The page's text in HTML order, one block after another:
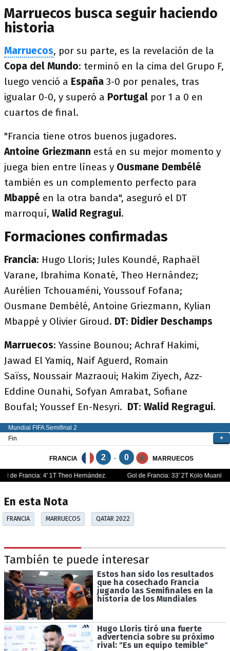
Marruecos busca seguir haciendo
historia
Marruecos, por su parte, es la revelación de la
Copa del Mundo: terminó en la cima del Grupo F,
luego venció a España 3-0 por penales, tras
igualar 0-0, y superó a Portugal por 1 a 0 en
cuartos de final.
"Francia tiene otros buenos jugadores.
Antoine Griezmann está en su mejor momento y
juega bien entre líneas y Ousmane Dembélé
también es un complemento perfecto para
Mbappé en la otra banda", aseguró el DT
marroquí, Walid Regragui.
Formaciones confirmadas
Francia: Hugo Lloris; Jules Koundé, Raphaël
Varane, Ibrahima Konaté, Theo Hernández;
Aurélien Tchouaméni, Youssouf Fofana;
Ousmane Dembélé, Antoine Griezmann, Kylian
Mbappé y Olivier Giroud. DT: Didier Deschamps
Marruecos: Yassine Bounou; Achraf Hakimi,
Jawad El Yamiq, Naif Aguerd, Romain
Saïss, Noussair Mazraoui; Hakim Ziyech, Azz-
Eddine Ounahi, Sofyan Amrabat, Sofiane
Boufal; Youssef En-Nesyri. DT: Walid Regragui.
En esta Nota
FRANCIA MARRUECOS QATAR 2022
También te puede interesar
Estos han sido los resultados
que ha cosechado Francia
jugando las Semifinales en la
historia de los Mundiales
Hugo Lloris tiró una fuerte
advertencia sobre su próximo
rival: "Es un equipo temible"